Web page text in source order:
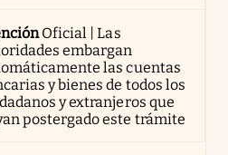
Oficial | Las
embargan
las cuentas
y bienes de todos los
y extranjeros que
postergado este trámite